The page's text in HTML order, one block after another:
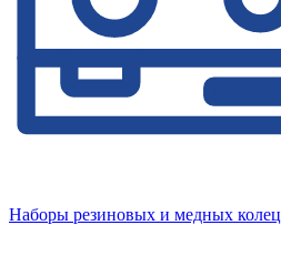
Наборы резиновых и медных колец